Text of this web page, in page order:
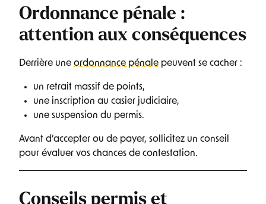
Ordonnance pénale :
attention aux conséquences
Derrière une ordonnance pénale peuvent se cacher :
un retrait massif de points,
une inscription au casier judiciaire,
une suspension du permis.
Avant d’accepter ou de payer, sollicitez un conseil
pour évaluer vos chances de contestation.
Conseils permis et